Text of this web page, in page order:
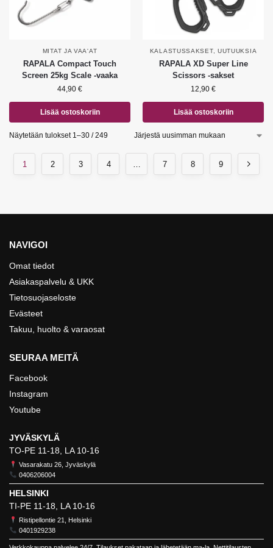
MITAT JA VAA'AT
RAPALA Compact Touch
Screen 25kg Scale -vaaka
44,90 €
Lisää ostoskoriin
KALASTUSSAKSET, UUTUUKSIA
RAPALA XD Super Line
Scissors -sakset
12,90 €
Lisää ostoskoriin
Näytetään tulokset 1–30 / 249
1 2 3 4 … 7 8 9
NAVIGOI
Omat tiedot
Asiakaspalvelu & UKK
Tietosuojaseloste
Evästeet
Takuu, huolto & varaosat
SEURAA MEITÄ
Facebook
Instagram
Youtube
JYVÄSKYLÄ
TO-PE 11-18, LA 10-16
Vasarakatu 26, Jyväskylä
0406206004
HELSINKI
TI-PE 11-18, LA 10-16
Ristipellontie 21, Helsinki
0401929238